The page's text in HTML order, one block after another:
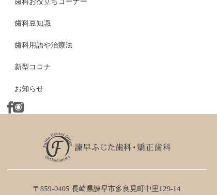
歯科豆知識
歯科用語や治療法
新型コロナ
お知らせ
〒859-0405 長崎県諫早市多良見町中里129-14